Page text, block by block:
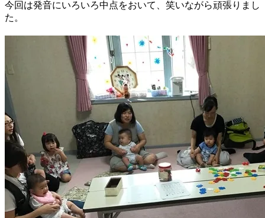
今回は発音にいろいろ中点をおいて、笑いながら頑張りまし
た。